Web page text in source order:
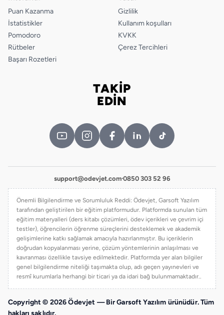
Puan Kazanma
İstatistikler
Pomodoro
Rütbeler
Başarı Rozetleri
Gizlilik
Kullanım koşulları
KVKK
Çerez Tercihleri
TAKİP
EDİN
support@odevjet.com·0850 303 52 96
Önemli Bilgilendirme ve Sorumluluk Reddi: Ödevjet, Garsoft Yazılım
tarafından geliştirilen bir eğitim platformudur. Platformda sunulan tüm
eğitim materyalleri (ders kitabı çözümleri, ödev içerikleri ve çevrim içi
testler), öğrencilerin öğrenme süreçlerini desteklemek ve akademik
gelişimlerine katkı sağlamak amacıyla hazırlanmıştır. Bu içeriklerin
doğrudan kopyalanması yerine, çözüm yöntemlerinin anlaşılması ve
kavranması özellikle tavsiye edilmektedir. Platformda yer alan bilgiler
genel bilgilendirme niteliği taşımakta olup, adı geçen yayınevleri ve
resmî kurumlarla herhangi bir ticari ya da idari bağ bulunmamaktadır..
Copyright © 2026 Ödevjet — Bir Garsoft Yazılım ürünüdür. Tüm
hakları saklıdır.